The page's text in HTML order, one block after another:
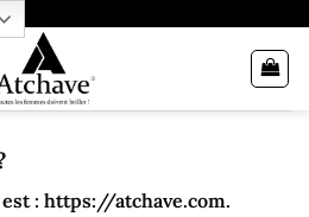
: https://atchave.com.